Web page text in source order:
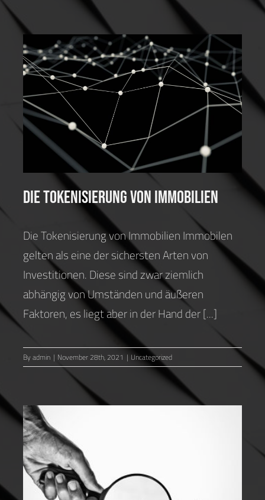
Die Tokenisierung von
Immobilien
Uncategorized
Die Tokenisierung von Immobilien
Die Tokenisierung von Immobilien Immobilen
gelten als eine der sichersten Arten von
Investitionen. Diese sind zwar ziemlich
abhängig von Umständen und äußeren
Faktoren, es liegt aber in der Hand der [...]
Byadmin | November 28th, 2021 | Uncategorized
Immoblienmarkt 2020,
Österreich